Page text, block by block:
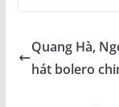
Quang Hà,
hát bolero